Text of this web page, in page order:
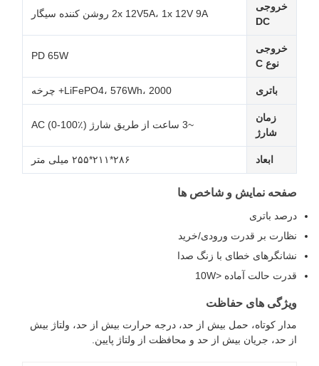
خروجی
DC
2x 12V5A، 1x 12V 9A روشن کننده سیگار
خروجی
نوع C
PD 65W
باتری LiFePO4، 576Wh، 2000+ چرخه
زمان
شارژ
~3 ساعت از طریق شارژ AC (0-100٪)
ابعاد ۲۸۶*۲۱۱*۲۵۵ میلی متر
صفحه نمایش و شاخص ها
درصد باتری
نظارت بر قدرت ورودی/خرید
نشانگرهای خطای با زنگ صدا
قدرت حالت آماده <10W
ویژگی های حفاظت
مدار کوتاه، حمل بیش از حد، درجه حرارت بیش از حد، ولتاژ بیش
از حد، جریان بیش از حد و محافظت از ولتاژ پایین.